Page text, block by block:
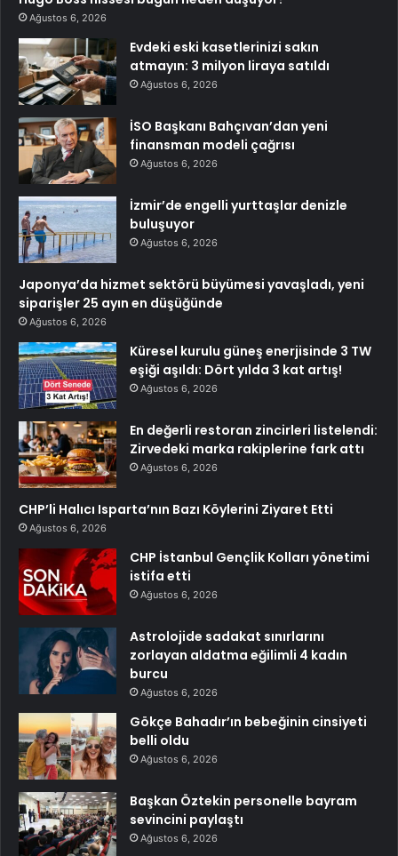
Ağustos 6, 2026
Evdeki eski kasetlerinizi sakın
atmayın: 3 milyon liraya satıldı
Ağustos 6, 2026
İSO Başkanı Bahçıvan’dan yeni
finansman modeli çağrısı
Ağustos 6, 2026
İzmir’de engelli yurttaşlar denizle
buluşuyor
Ağustos 6, 2026
Japonya’da hizmet sektörü büyümesi yavaşladı, yeni
siparişler 25 ayın en düşüğünde
Ağustos 6, 2026
Küresel kurulu güneş enerjisinde 3 TW
eşiği aşıldı: Dört yılda 3 kat artış!
Ağustos 6, 2026
En değerli restoran zincirleri listelendi:
Zirvedeki marka rakiplerine fark attı
Ağustos 6, 2026
CHP’li Halıcı Isparta’nın Bazı Köylerini Ziyaret Etti
Ağustos 6, 2026
CHP İstanbul Gençlik Kolları yönetimi
istifa etti
Ağustos 6, 2026
Astrolojide sadakat sınırlarını
zorlayan aldatma eğilimli 4 kadın
burcu
Ağustos 6, 2026
Gökçe Bahadır’ın bebeğinin cinsiyeti
belli oldu
Ağustos 6, 2026
Başkan Öztekin personelle bayram
sevincini paylaştı
Ağustos 6, 2026